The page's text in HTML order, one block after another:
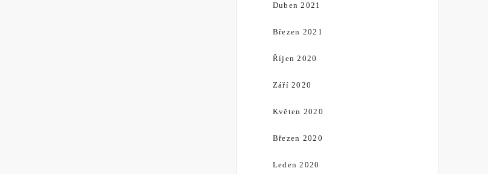
Duben 2021
Březen 2021
Říjen 2020
Září 2020
Květen 2020
Březen 2020
Leden 2020